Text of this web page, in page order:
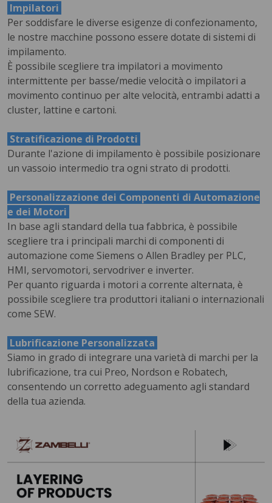
Impilatori
Per soddisfare le diverse esigenze di confezionamento,
le nostre macchine possono essere dotate di sistemi di
impilamento.
È possibile scegliere tra impilatori a movimento
intermittente per basse/medie velocità o impilatori a
movimento continuo per alte velocità, entrambi adatti a
cluster, lattine e cartoni.
Stratificazione di Prodotti
Durante l'azione di impilamento è possibile posizionare
un vassoio intermedio tra ogni strato di prodotti.
Personalizzazione dei Componenti di Automazione
e dei Motori
In base agli standard della tua fabbrica, è possibile
scegliere tra i principali marchi di componenti di
automazione come Siemens o Allen Bradley per PLC,
HMI, servomotori, servodriver e inverter.
Per quanto riguarda i motori a corrente alternata, è
possibile scegliere tra produttori italiani o internazionali
come SEW.
Lubrificazione Personalizzata
Siamo in grado di integrare una varietà di marchi per la
lubrificazione, tra cui Preo, Nordson e Robatech,
consentendo un corretto adeguamento agli standard
della tua azienda.